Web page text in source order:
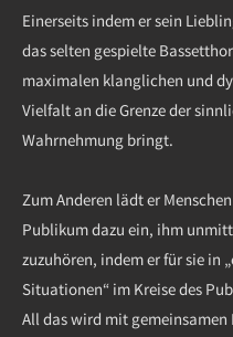
Einerseits indem er sein
das selten gespielte
maximalen klanglichen und
Vielfalt an die Grenze der
Wahrnehmung bringt.
Zum Anderen lädt er
Publikum dazu ein, ihm
zuzuhören, indem er für sie in
Situationen“ im Kreise des
All das wird mit gemeinsamen